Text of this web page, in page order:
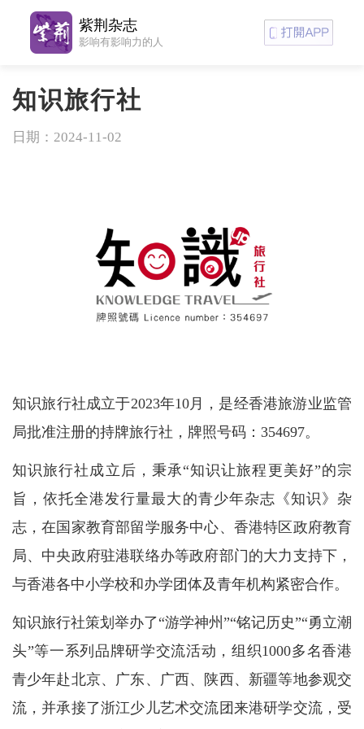
知识旅行社
日期：2024-11-02
知识旅行社成立于2023年10月，是经香港旅游业监管
局批准注册的持牌旅行社，牌照号码：354697。
知识旅行社成立后，秉承“知识让旅程更美好”的宗
旨，依托全港发行量最大的青少年杂志《知识》杂
志，在国家教育部留学服务中心、香港特区政府教育
局、中央政府驻港联络办等政府部门的大力支持下，
与香港各中小学校和办学团体及青年机构紧密合作。
知识旅行社策划举办了“游学神州”“铭记历史”“勇立潮
头”等一系列品牌研学交流活动，组织1000多名香港
青少年赴北京、广东、广西、陕西、新疆等地参观交
流，并承接了浙江少儿艺术交流团来港研学交流，受
高温天气持续！请补充足够水
紫荆杂志
影响有影响力的人